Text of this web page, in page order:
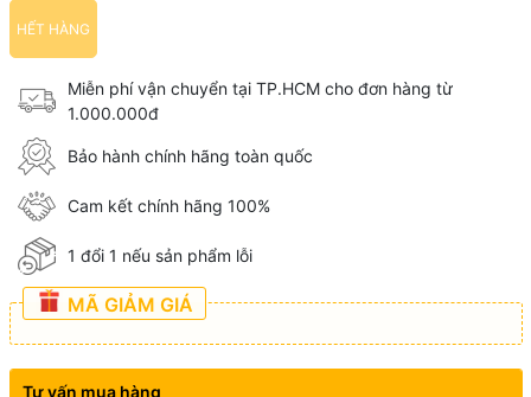
HẾT HÀNG
Miễn phí vận chuyển tại TP.HCM cho đơn hàng từ
1.000.000đ
Bảo hành chính hãng toàn quốc
Cam kết chính hãng 100%
1 đổi 1 nếu sản phẩm lỗi
MÃ GIẢM GIÁ
Tư vấn mua hàng